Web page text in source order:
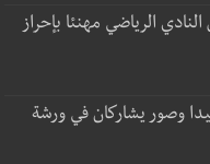
الرياضي مهنئا بإحراز
وصور يشاركان في ورشة